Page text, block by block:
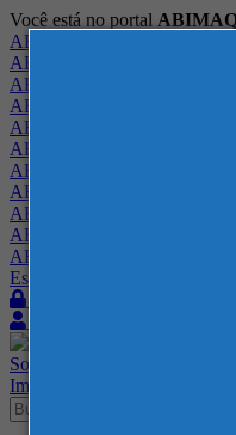
Você está no portal
ABIMAQ Brasil
ABIMAQ Minas Gerais
ABIMAQ Norte-Nordeste
ABIMAQ Paraná
ABIMAQ Piracicaba
ABIMAQ Ribeirão Preto
ABIMAQ Rio de Janeiro
ABIMAQ Rio Grande do Sul
ABIMAQ Santa Catarina
ABIMAQ São Paulo
ABIMAQ Vale do Paraíba
Escritório de Relações
Sobre
Imprensa